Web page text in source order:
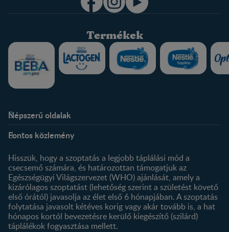
Termékek
Népszerű oldalak
Kapcsolat
Történetünk
Profilom
Termékeink
Termék kereső
Fontos közlemény
Hisszük, hogy a szoptatás a legjobb táplálási mód a
csecsemő számára, és határozottan támogatjuk az
Egészségügyi Világszervezet (WHO) ajánlását, amely a
kizárólagos szoptatást (lehetőség szerint a születést követő
első órától) javasolja az élet első 6 hónapjában. A szoptatás
folytatása javasolt kétéves korig vagy akár tovább is, a hat
hónapos kortól bevezetésre kerülő kiegészítő (szilárd)
táplálékok fogyasztása mellett.